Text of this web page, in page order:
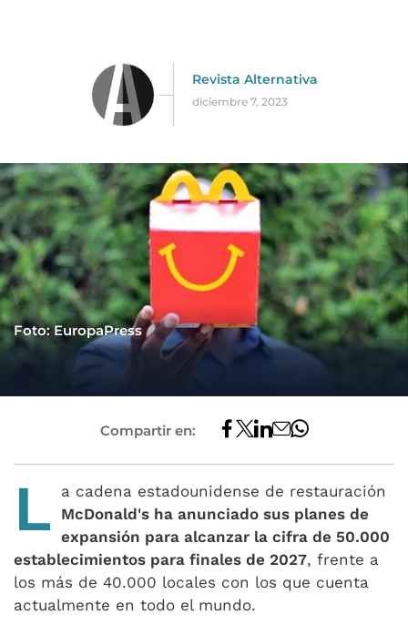
Revista Alternativa
diciembre 7, 2023
Foto: EuropaPress
Compartir en:
L
a cadena estadounidense de restauración
McDonald's ha anunciado sus planes de
expansión para alcanzar la cifra de 50.000
establecimientos para finales de 2027, frente a
los más de 40.000 locales con los que cuenta
actualmente en todo el mundo.